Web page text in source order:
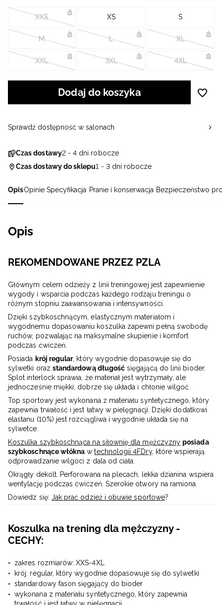
OpisOpinie Specyfikacja Pranie i konserwacja Bezpieczeństwo
Opis
REKOMENDOWANE PRZEZ PZLA
Głównym celem odzieży z linii treningowej jest zapewnienie
wygody i wsparcia podczas każdego rodzaju treningu o
różnym stopniu zaawansowania i intensywności.
Dzięki szybkoschnącym, elastycznym materiałom i
wygodnemu dopasowaniu koszulka zapewni pełną swobodę
ruchów, pozwalając na maksymalne skupienie i komfort
podczas ćwiczeń.
Posiada krój regular, który wygodnie dopasowuje się do
sylwetki oraz standardową długość sięgającą do linii bioder.
Splot interlock sprawia, że materiał jest wytrzymały, ale
jednocześnie miękki, dobrze się układa i chłonie wilgoć.
Top sportowy jest wykonana z materiału syntetycznego, który
zapewnia trwałość i jest łatwy w pielęgnacji. Dzięki dodatkowi
elastanu (10%) jest rozciągliwa i wygodnie układa się na
sylwetce.
Koszulka szybkoschnąca na siłownię dla mężczyzny posiada
szybkoschnące włókna wtechnologii 4FDry, które wspierają
odprowadzanie wilgoci z dala od ciała.
Okrągły dekolt. Perforowana na plecach, lekka dzianina wspiera
wentylację podczas ćwiczeń. Szerokie otwory na ramiona.
Dowiedz się: Jak prać odzież i obuwie sportowe?
Koszulka na trening dla mężczyzny -
CECHY:
zakres rozmiarów: XXS-4XL
krój: regular, który wygodnie dopasowuje się do sylwetki
standardowy fason sięgający do bioder
wykonana z materiału syntetycznego, który zapewnia
XXS XS S
M L XL
XXL 3XL 4XL
Dodaj do koszyka
Czas dostawy2 - 4 dni robocze
Czas dostawy do sklepu1 - 3 dni robocze
Sprawdź dostępność w salonach